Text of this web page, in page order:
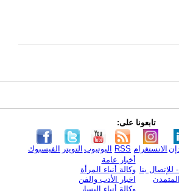
تابعونا على:
الفيسبوك التويتر اليوتيوب RSS الانستغرام
للإتصال بنا
أخبار عامة
وكالة أنباء المرأة
اخبار الأدب والفن
وكالة أنباء اليسار